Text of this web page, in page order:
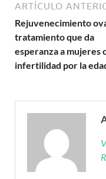
ARTÍCULO
Rejuvenecimiento
tratamiento que da
esperanza a mujeres
infertilidad por la